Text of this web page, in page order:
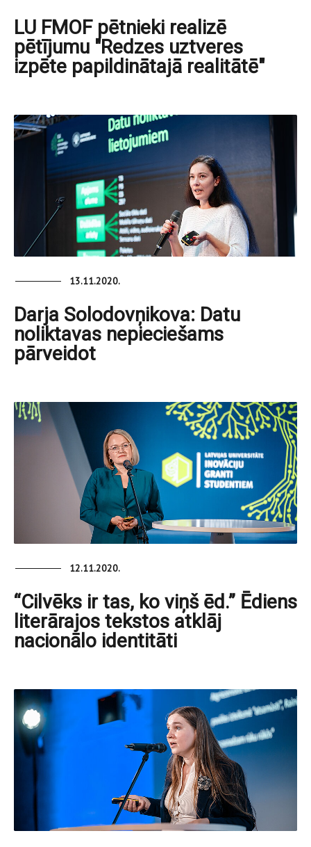
LU FMOF pētnieki realizē
pētījumu "Redzes uztveres
izpēte papildinātajā realitātē"
13.11.2020.
Darja Solodovņikova: Datu
noliktavas nepieciešams
pārveidot
12.11.2020.
“Cilvēks ir tas, ko viņš ēd.” Ēdiens
literārajos tekstos atklāj
nacionālo identitāti